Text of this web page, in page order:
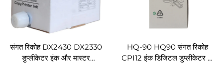
संगत रिकोह DX2430 DX2330
डुप्लीकेटर इंक और मास्टर
HQ-90 HQ90 संगत रिकोह
CPI12 इंक डिजिटल डुप्लीकेटर के